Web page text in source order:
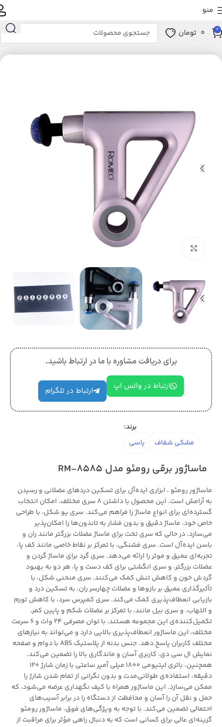
منو
0
0 تومان
خانه زیبایی و سلامت ابزار سلامت ماساژور
برای دریافت مشاوره با ما در ارتباط باشید.
ارتباط در واتس اپ ارتباط در تلگرام
برند:
مشکی شفاف
یاسی
ماساژور برقی رومئو مدل RM-8585
ماساژور رومئو ، ابزاری ایده‌آل برای تسکین دردهای عضلانی و رسیدن
به آرامش است. این محصول با داشتن 8 سری مختلف، امکان انتخاب
گسترده‌ای برای انواع ماساژ را فراهم می‌کند. سری یو شکل، با طراحی
خاص خود، ماساژ دقیق و بدون فشار به تاندون‌ها را امکان‌پذیر
می‌سازد، در حالی که سری تخت برای ماساژ عضلات بزرگتر مانند ران و
باسن ایده‌آل است. سری فشنگی، با تمرکز بر نقاط خاصی مانند کف پا،
تجربه‌ای عمیق و موثر را ارائه می‌دهد. سری گرد برای ماساژ گردن و
عضلات بزرگتر، و سری انگشتی برای کف دست و پا، هر دو به بهبود
گردش خون و کاهش تنش کمک می‌کنند. سری منحنی شکل، با
تأثیرگذاری عمیق بر بازوها و عضلات چهارسر ران، به تسکین درد و
بازیابی انعطاف‌پذیری کمک می‌کند. سری کمپرس سرد، با کاهش تورم
و التهاب، و سری بیل مانند، با تمرکز بر عضلات شکم و پایین کمر،
تکمیل‌کننده‌ی این مجموعه هستند. با توان مصرفی 24 وات و 6 سرعت
مختلف، این ماساژور انعطاف‌پذیری بالایی دارد و می‌تواند به نیازهای
مختلف کاربران پاسخ دهد. جنس بدنه از پلاستیک ABS با دوام و صفحه
نمایش ال سی دی، کاربری آسان و ماندگاری بالا را تضمین می‌کند.
همچنین، باتری لیتیومی 1800 میلی آمپر ساعتی با زمان شارژ 120
دقیقه، استفاده‌ی طولانی‌مدت و بدون نگرانی از تمام شدن شارژ را
ممکن می‌سازد. این ماساژور همراه با کیف نگهداری عرضه می‌شود، که
حمل و نقل آن را آسان و محافظت از دستگاه را در برابر آسیب‌های
احتمالی تضمین می‌کند. با توجه به ویژگی‌های فوق، ماساژور رومئو
گزینه‌ای عالی برای کسانی است که به دنبال راهی مؤثر برای مراقبت از